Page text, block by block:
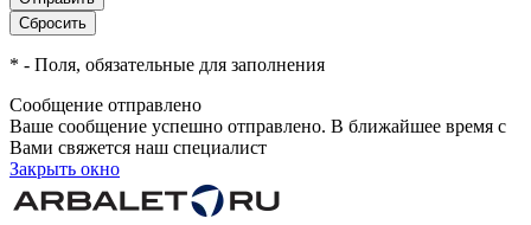
* - Поля, обязательные для заполнения
Сообщение отправлено
Ваше сообщение успешно отправлено. В ближайшее время с
Вами свяжется наш специалист
Закрыть окно